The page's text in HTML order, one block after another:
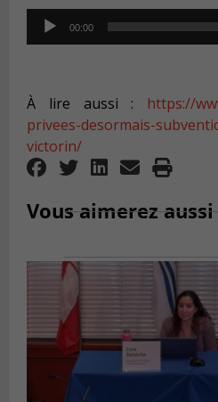
Audio
Player
00:00
À lire aussi : https://
privees-desormais-
victorin/
Vous aimerez aussi